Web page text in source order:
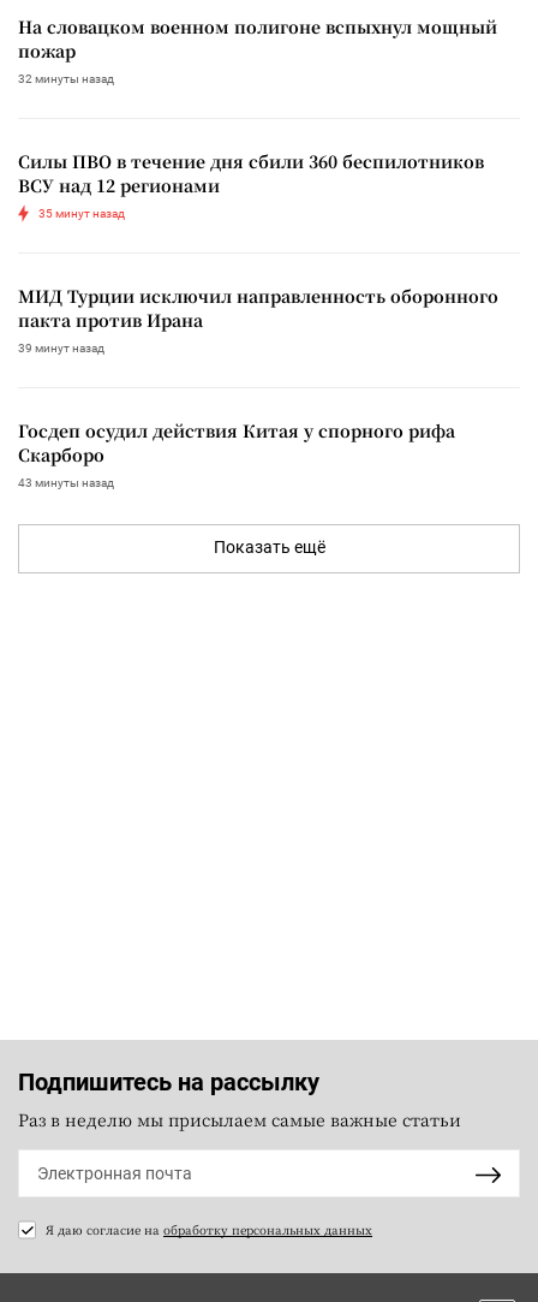
На словацком военном полигоне вспыхнул мощный
пожар
32 минуты назад
Силы ПВО в течение дня сбили 360 беспилотников
ВСУ над 12 регионами
35 минут назад
МИД Турции исключил направленность оборонного
пакта против Ирана
39 минут назад
Госдеп осудил действия Китая у спорного рифа
Скарборо
43 минуты назад
Показать ещё
Подпишитесь на рассылку
Раз в неделю мы присылаем самые важные статьи
Я даю согласие на обработку персональных данных